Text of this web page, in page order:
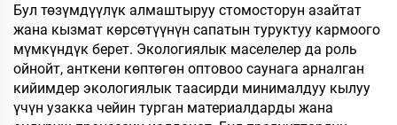
Бул төзүмдүүлүк алмаштыруу стомосторун азайтат
жана кызмат көрсөтүүнүн сапатын туруктуу кармоого
мүмкүндүк берет. Экологиялык маселелер да роль
ойнойт, анткени көптөгөн оптовоо саунага арналган
кийимдер экологиялык таасирди минималдуу кылуу
үчүн узакка чейин турган материалдарды жана